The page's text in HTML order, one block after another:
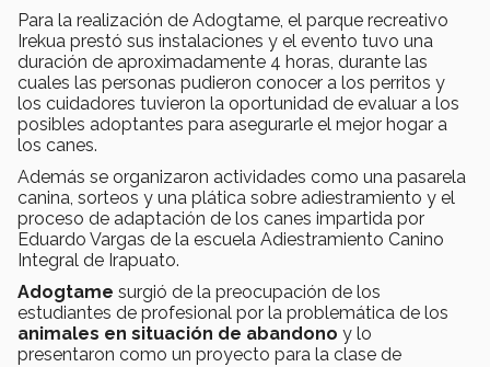
Para la realización de Adogtame, el parque recreativo
Irekua prestó sus instalaciones y el evento tuvo una
duración de aproximadamente 4 horas, durante las
cuales las personas pudieron conocer a los perritos y
los cuidadores tuvieron la oportunidad de evaluar a los
posibles adoptantes para asegurarle el mejor hogar a
los canes.
Además se organizaron actividades como una pasarela
canina, sorteos y una plática sobre adiestramiento y el
proceso de adaptación de los canes impartida por
Eduardo Vargas de la escuela Adiestramiento Canino
Integral de Irapuato.
Adogtame surgió de la preocupación de los
estudiantes de profesional por la problemática de los
animales en situación de abandono y lo
presentaron como un proyecto para la clase de